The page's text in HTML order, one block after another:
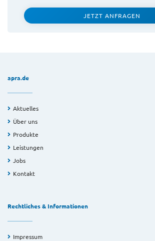
JETZT ANFRAGEN
apra.de
Aktuelles
Über uns
Produkte
Leistungen
Jobs
Kontakt
Rechtliches & Informationen
Impressum